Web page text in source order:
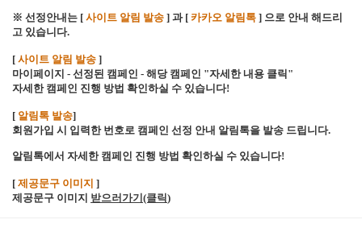
※ 선정안내는 [ 사이트 알림 발송 ] 과 [ 카카오 알림톡 ] 으로 안내 해드리
고 있습니다.
[ 사이트 알림 발송 ]
마이페이지 - 선정된 캠페인 - 해당 캠페인 "자세한 내용 클릭"
자세한 캠페인 진행 방법 확인하실 수 있습니다!
[ 알림톡 발송]
회원가입 시 입력한 번호로 캠페인 선정 안내 알림톡을 발송 드립니다.
알림톡에서 자세한 캠페인 진행 방법 확인하실 수 있습니다!
[ 제공문구 이미지 ]
제공문구 이미지 받으러가기(클릭 )